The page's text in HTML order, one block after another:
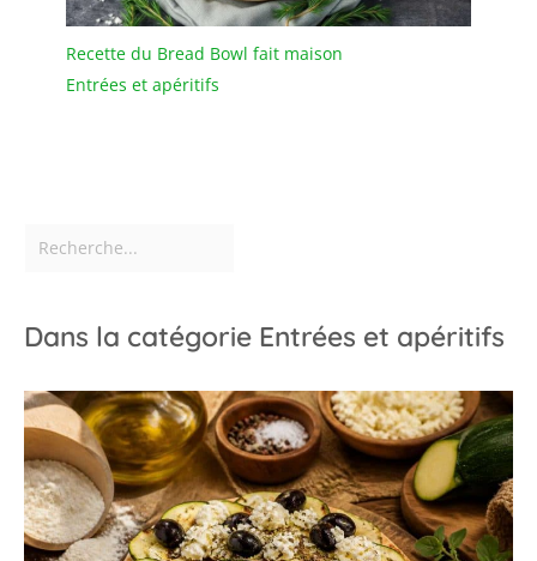
Recette du Bread Bowl fait maison
Entrées et apéritifs
Dans la catégorie Entrées et apéritifs